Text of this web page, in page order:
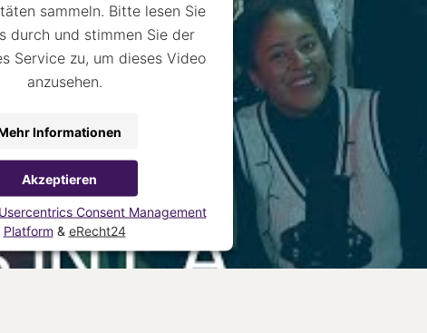
sammeln. Bitte lesen Sie
durch und stimmen Sie der
Service zu, um dieses Video
anzusehen.
Informationen
Akzeptieren
Usercentrics Consent Management
Platform & eRecht24